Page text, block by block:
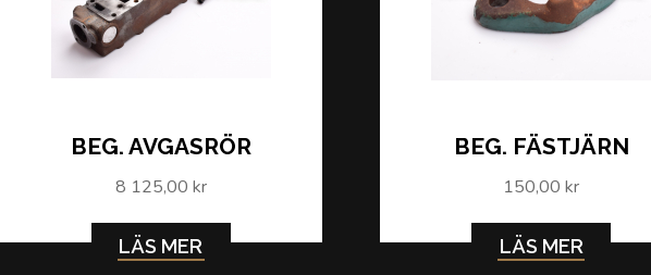
BEG. AVGASRÖR
8 125,00 kr
LÄS MER
BEG. FÄSTJÄRN
150,00 kr
LÄS MER